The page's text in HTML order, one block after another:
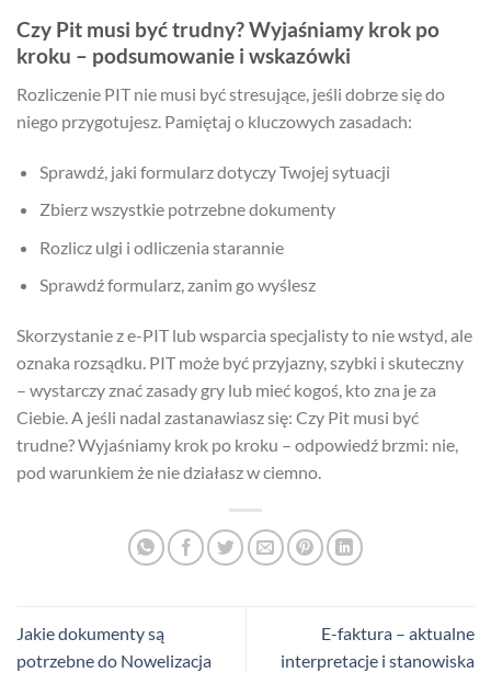
Czy Pit musi być trudny? Wyjaśniamy krok po
kroku – podsumowanie i wskazówki
Rozliczenie PIT nie musi być stresujące, jeśli dobrze się do
niego przygotujesz. Pamiętaj o kluczowych zasadach:
Sprawdź, jaki formularz dotyczy Twojej sytuacji
Zbierz wszystkie potrzebne dokumenty
Rozlicz ulgi i odliczenia starannie
Sprawdź formularz, zanim go wyślesz
Skorzystanie z e-PIT lub wsparcia specjalisty to nie wstyd, ale
oznaka rozsądku. PIT może być przyjazny, szybki i skuteczny
– wystarczy znać zasady gry lub mieć kogoś, kto zna je za
Ciebie. A jeśli nadal zastanawiasz się: Czy Pit musi być
trudne? Wyjaśniamy krok po kroku – odpowiedź brzmi: nie,
pod warunkiem że nie działasz w ciemno.
Jakie dokumenty są
potrzebne do Nowelizacja
E-faktura – aktualne
interpretacje i stanowiska